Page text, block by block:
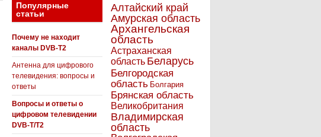
Популярные
статьи
Почему не находит
каналы DVB-T2
Антенна для цифрового
телевидения: вопросы и
ответы
Вопросы и ответы о
цифровом телевидении
DVB-T/T2
Алтайский край
Амурская область
Архангельская
область
Астраханская
область Беларусь
Белгородская
область Болгария
Брянская область
Великобритания
Владимирская
область